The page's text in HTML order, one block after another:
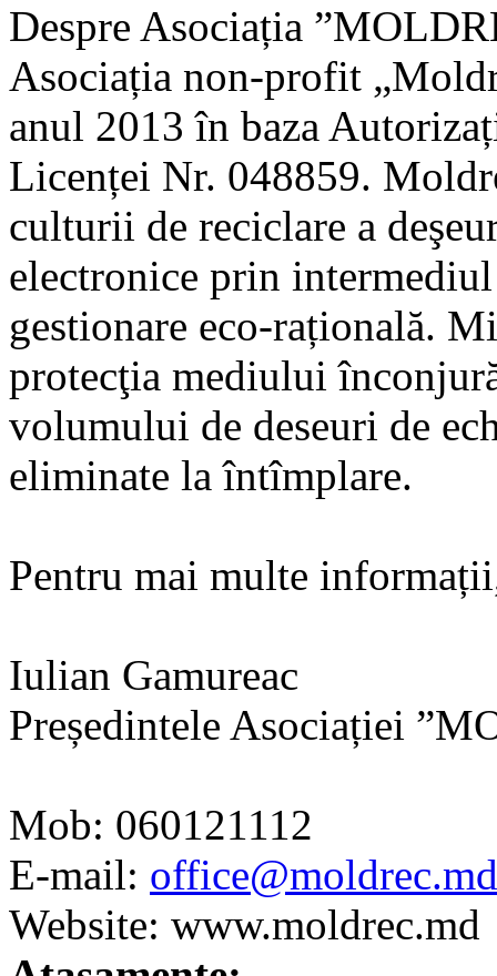
Despre Asociația
Asociația non-profit
anul 2013 în baza
Licenței Nr. 048859.
culturii de reciclare a
electronice prin
gestionare eco-rațională.
protecţia mediului
volumului de deseuri de
eliminate la întîmplare.
Pentru mai multe
Iulian Gamureac
Președintele Asociației
Mob: 060121112
E-mail: office@moldrec.md
Website: www.moldrec.md